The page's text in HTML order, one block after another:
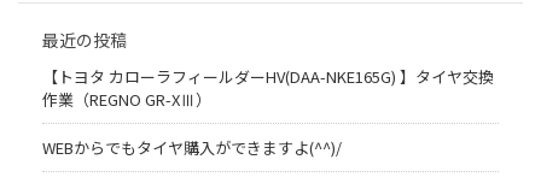
最近の投稿
【トヨタ カローラフィールダーHV(DAA-NKE165G) 】タイヤ交換
作業（REGNO GR-XⅢ）
WEBからでもタイヤ購入ができますよ(^^)/